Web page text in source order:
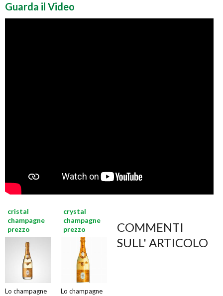
Guarda il Video
cristal
champagne
prezzo
Lo champagne
crystal
champagne
prezzo
Lo champagne
COMMENTI
SULL' ARTICOLO